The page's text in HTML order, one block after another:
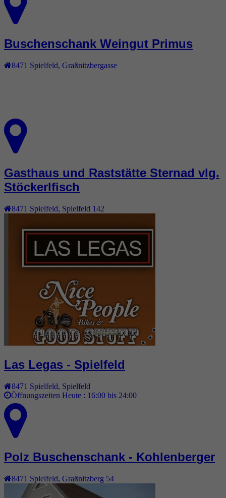
Buschenschank Weingut Primus
8471 Spielfeld Graßnitzbergasse
Gasthaus und Raststätte Sternad vlg.
Stöckerlfisch
8471 Spielfeld Spielfeld 142
Las Legas - Spielfeld
8471 Spielfeld
Spielfeld
Öffnungszeiten Heute : 16:00 bis 24:00
Polz Buschenschank - Kohlenberger
8471 Spielfeld, Graßnitzberg 54